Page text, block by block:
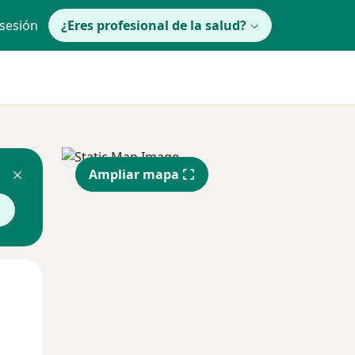
¿Eres profesional de la salud?
Ampliar mapa